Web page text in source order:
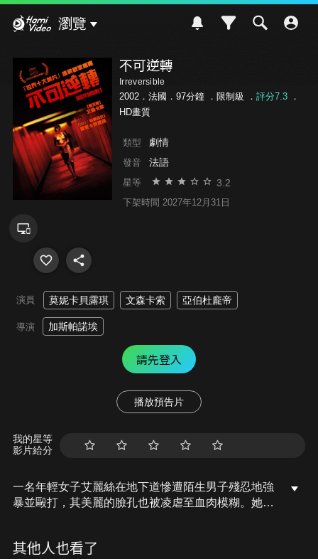
瀏覽
不可逆轉
Irreversible
2002．法國．97分鐘 ． 限制級 ． 評分7.3．
HD畫質
類型 劇情
發音 法語
星等 3.2
下架時間 2027年12月31日
演員 莫妮卡貝露琪 文森卡索 亞伯杜龐帝
導演 加斯帕諾埃
請先登入
播放預告片
我的星等
影片給分
一名年輕女子艾麗絲在地下道慘遭陌生男子殘忍地強
暴並毆打，其美麗的臉孔也被凌虐至血肉模糊。她的
仇……。
其他人也看了